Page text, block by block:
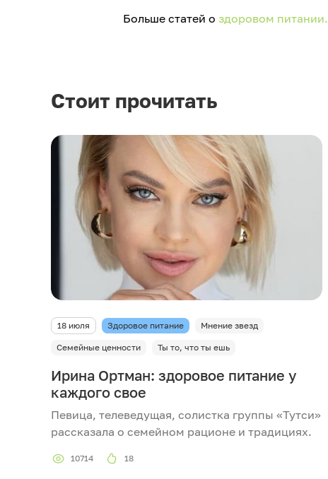
Больше статей о здоровом питании.
Стоит прочитать
18 июля Здоровое питание Мнение звезд
Семейные ценности Ты то, что ты ешь
Ирина Ортман: здоровое питание у
каждого свое
Певица, телеведущая, солистка группы «Тутси»
рассказала о семейном рационе и традициях.
10714 18